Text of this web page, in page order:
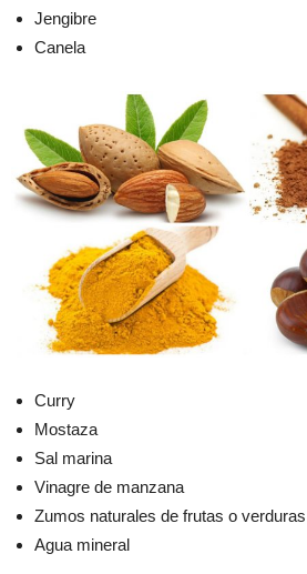
Jengibre
Canela
Curry
Mostaza
Sal marina
Vinagre de manzana
Zumos naturales de frutas o verduras
Agua mineral